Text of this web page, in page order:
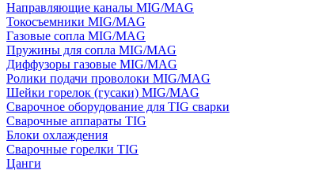
Направляющие каналы MIG/MAG
Токосъемники MIG/MAG
Газовые сопла MIG/MAG
Пружины для сопла MIG/MAG
Диффузоры газовые MIG/MAG
Ролики подачи проволоки MIG/MAG
Шейки горелок (гусаки) MIG/MAG
Сварочное оборудование для TIG сварки
Сварочные аппараты TIG
Блоки охлаждения
Сварочные горелки TIG
Цанги